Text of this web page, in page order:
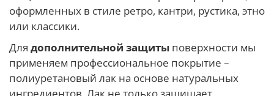
оформленных в стиле ретро, кантри, рустика, этно
или классики.
Для дополнительной защиты поверхности мы
применяем профессиональное покрытие –
полиуретановый лак на основе натуральных
ингредиентов. Лак не только защищает